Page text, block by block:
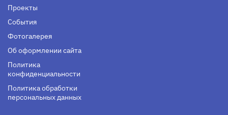
Проекты
События
Фотогалерея
Об оформлении сайта
Политика
конфиденциальности
Политика обработки
персональных данных